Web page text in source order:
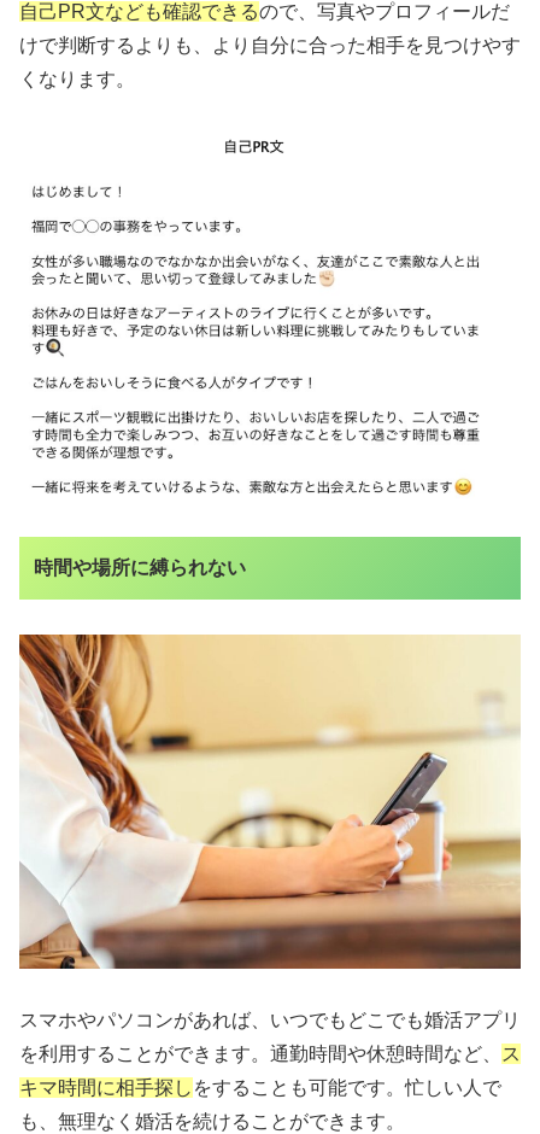
自己PR文なども確認できるので、写真やプロフィールだ
けで判断するよりも、より自分に合った相手を見つけやす
くなります。
時間や場所に縛られない
スマホやパソコンがあれば、いつでもどこでも婚活アプリ
を利用することができます。通勤時間や休憩時間など、
ス
キマ時間に相手探し をすることも可能です。忙しい人で
も、無理なく婚活を続けることができます。